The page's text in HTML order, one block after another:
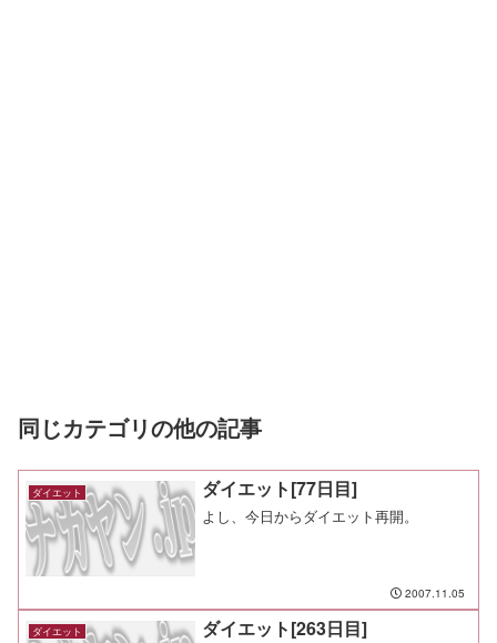
同じカテゴリの他の記事
ダイエット ダイエット[77日目]
よし、今日からダイエット再開。
2007.11.05
ダイエット ダイエット[263日目]